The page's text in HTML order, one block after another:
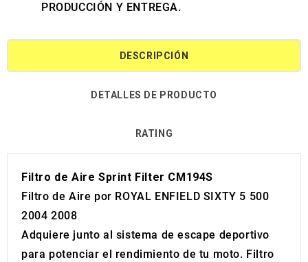
PRODUCCIÓN Y ENTREGA.
DESCRIPCIÓN
DETALLES DE PRODUCTO
RATING
Filtro de Aire Sprint Filter CM194S
Filtro de Aire por ROYAL ENFIELD SIXTY 5 500
2004 2008
Adquiere junto al sistema de escape deportivo
para potenciar el rendimiento de tu moto. Filtro